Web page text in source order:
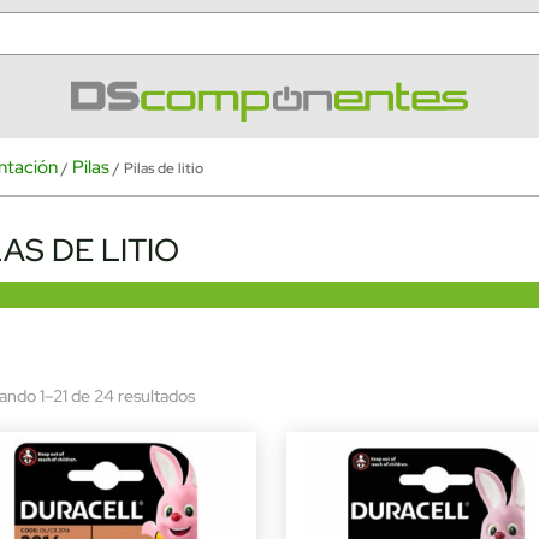
/ Pilas/ Pilas de litio
DE LITIO
1–21 de 24 resultadosSorted
latest